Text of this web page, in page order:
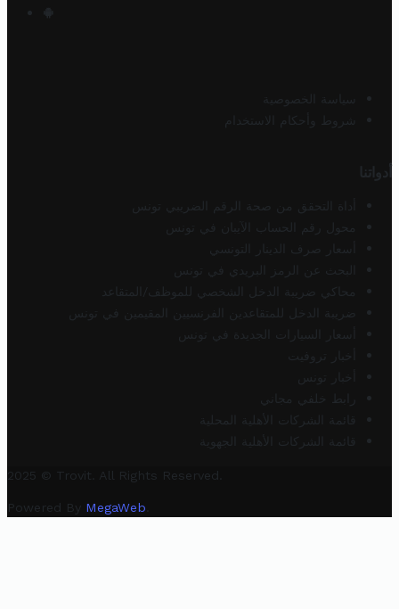
سياسة الخصوصية
شروط وأحكام الاستخدام
أدواتنا
أداة التحقق من صحة الرقم الضريبي تونس
محول رقم الحساب الآيبان في تونس
أسعار صرف الدينار التونسي
البحث عن الرمز البريدي في تونس
محاكي ضريبة الدخل الشخصي للموظف/المتقاعد
ضريبة الدخل للمتقاعدين الفرنسيين المقيمين في تونس
أسعار السيارات الجديدة في تونس
أخبار تروفيت
أخبار تونس
رابط خلفي مجاني
قائمة الشركات الأهلية المحلية
قائمة الشركات الأهلية الجهوية
2025 © Trovit. All Rights Reserved.
Powered By MegaWeb